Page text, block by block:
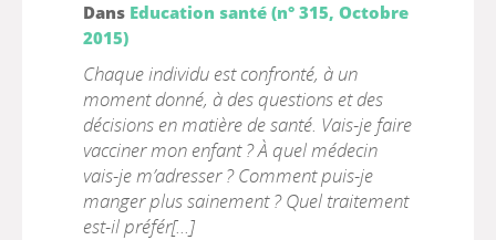
Dans Education santé (n° 315, Octobre
2015)
Chaque individu est confronté, à un
moment donné, à des questions et des
décisions en matière de santé. Vais-je faire
vacciner mon enfant ? À quel médecin
vais-je m’adresser ? Comment puis-je
manger plus sainement ? Quel traitement
est-il préfér[...]